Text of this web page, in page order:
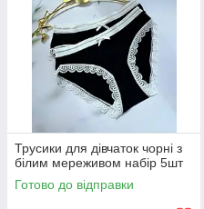
Трусики для дівчаток чорні з
білим мереживом набір 5шт
Готово до відправки